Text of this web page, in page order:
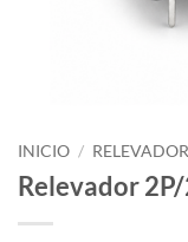
INICIO /
Relevador